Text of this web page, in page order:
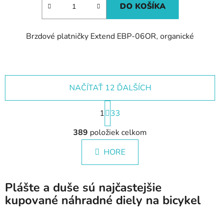
DO KOŠÍKA
Brzdové platničky Extend EBP-06OR, organické
O
v
l
á
d
c
i
NAČÍTAŤ 12 ĎALŠÍCH
S
t
r
á
n
k
n
i
e
1
33
389 položiek celkom
HORE
Plášte a duše sú najčastejšie
kupované náhradné diely na bicykel